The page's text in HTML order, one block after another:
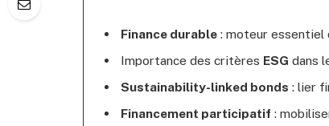
Finance durable: moteur essentiel
Importance des critères ESG dans
Sustainability-linked bonds : lier
Financement participatif :